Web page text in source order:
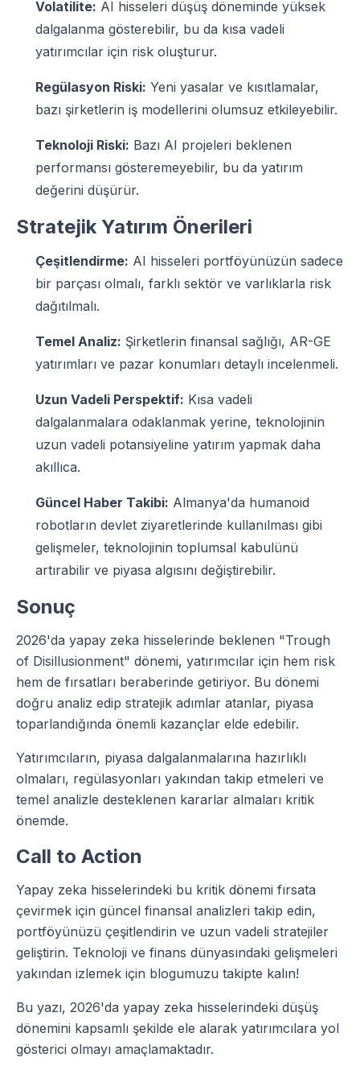
Volatilite: AI hisseleri düşüş döneminde yüksek
dalgalanma gösterebilir, bu da kısa vadeli
yatırımcılar için risk oluşturur.
Regülasyon Riski: Yeni yasalar ve kısıtlamalar,
bazı şirketlerin iş modellerini olumsuz etkileyebilir.
Teknoloji Riski: Bazı AI projeleri beklenen
performansı gösteremeyebilir, bu da yatırım
değerini düşürür.
Stratejik Yatırım Önerileri
Çeşitlendirme: AI hisseleri portföyünüzün sadece
bir parçası olmalı, farklı sektör ve varlıklarla risk
dağıtılmalı.
Temel Analiz: Şirketlerin finansal sağlığı, AR-GE
yatırımları ve pazar konumları detaylı incelenmeli.
Uzun Vadeli Perspektif: Kısa vadeli
dalgalanmalara odaklanmak yerine, teknolojinin
uzun vadeli potansiyeline yatırım yapmak daha
akıllıca.
Güncel Haber Takibi: Almanya'da humanoid
robotların devlet ziyaretlerinde kullanılması gibi
gelişmeler, teknolojinin toplumsal kabulünü
artırabilir ve piyasa algısını değiştirebilir.
Sonuç
2026'da yapay zeka hisselerinde beklenen "Trough
of Disillusionment" dönemi, yatırımcılar için hem risk
hem de fırsatları beraberinde getiriyor. Bu dönemi
doğru analiz edip stratejik adımlar atanlar, piyasa
toparlandığında önemli kazançlar elde edebilir.
Yatırımcıların, piyasa dalgalanmalarına hazırlıklı
olmaları, regülasyonları yakından takip etmeleri ve
temel analizle desteklenen kararlar almaları kritik
önemde.
Call to Action
Yapay zeka hisselerindeki bu kritik dönemi fırsata
çevirmek için güncel finansal analizleri takip edin,
portföyünüzü çeşitlendirin ve uzun vadeli stratejiler
geliştirin. Teknoloji ve finans dünyasındaki gelişmeleri
yakından izlemek için blogumuzu takipte kalın!
Bu yazı, 2026'da yapay zeka hisselerindeki düşüş
dönemini kapsamlı şekilde ele alarak yatırımcılara yol
gösterici olmayı amaçlamaktadır.